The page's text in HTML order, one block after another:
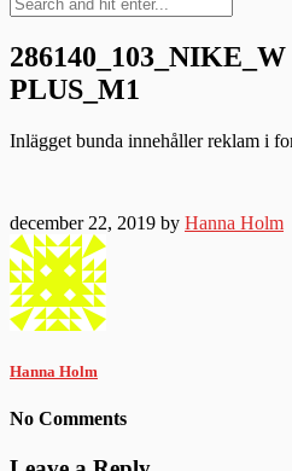
PLUS_M1
Inlägget bunda innehåller reklam i
december 22, 2019 by Hanna Holm
Hanna Holm
No Comments